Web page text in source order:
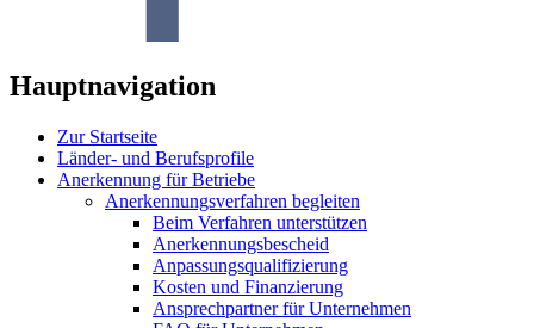
Hauptnavigation
Zur Startseite
Länder- und Berufsprofile
Anerkennung für Betriebe
Anerkennungsverfahren begleiten
Beim Verfahren unterstützen
Anerkennungsbescheid
Anpassungsqualifizierung
Kosten und Finanzierung
Ansprechpartner für Unternehmen